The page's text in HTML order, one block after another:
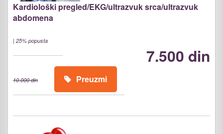
Kardiološki pregled/EKG/ultrazvuk srca/ultrazvuk
abdomena
| 25% popusta
7.500 din
10.000 din Preuzmi